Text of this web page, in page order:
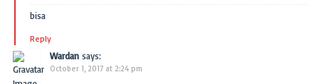
bisa
Reply
Wardan says:
October 1, 2017 at 2:24 pm